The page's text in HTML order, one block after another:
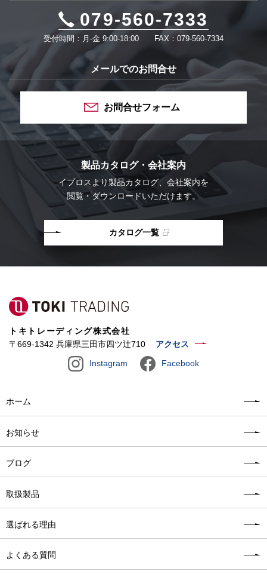
079-560-7333
受付時間：月-金 9:00-18:00 FAX：079-560-7334
メールでのお問合せ
お問合せフォーム
製品カタログ・会社案内
イプロスより製品カタログ、会社案内を
閲覧・ダウンロードいただけます。
カタログ一覧
トキトレーディング株式会社
〒669-1342 兵庫県三田市四ツ辻710
アクセス
Instagram Facebook
ホーム
お知らせ
ブログ
取扱製品
選ばれる理由
よくある質問